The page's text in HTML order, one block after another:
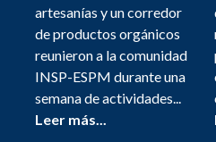
artesanías y un corredor
de productos orgánicos
reunieron a la comunidad
INSP-ESPM durante una
semana de actividades...
Leer más...